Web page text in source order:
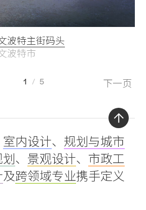
波特主街码头
波特市
1 5 下一页
室内设计、 规划与城市
、 景观设计、 市政工
及跨领域专业携手定义
Back
to
top